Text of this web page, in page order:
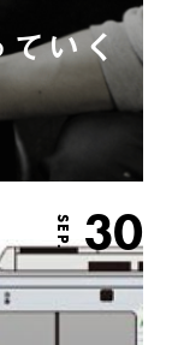
いく
SEP. 30